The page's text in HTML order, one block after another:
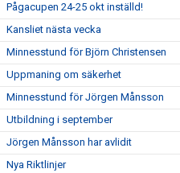
Pågacupen 24-25 okt inställd!
Kansliet nästa vecka
Minnesstund för Björn Christensen
Uppmaning om säkerhet
Minnesstund för Jörgen Månsson
Utbildning i september
Jörgen Månsson har avlidit
Nya Riktlinjer